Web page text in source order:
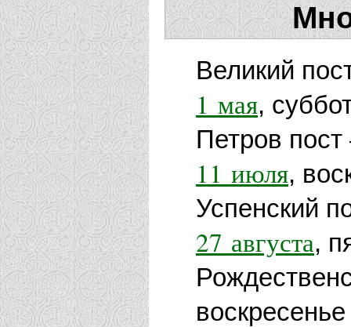
Великий
1 мая,
Петров
11 июля,
Успенский
27 августа,